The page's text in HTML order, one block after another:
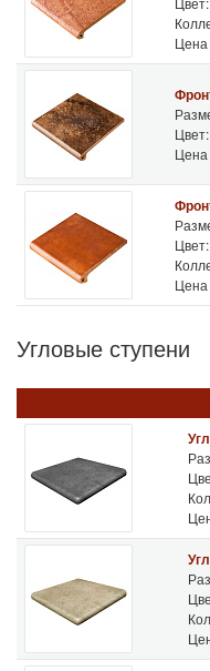
Цена
Цвет:
Цена
Цвет:
Цена
Угловые ступени